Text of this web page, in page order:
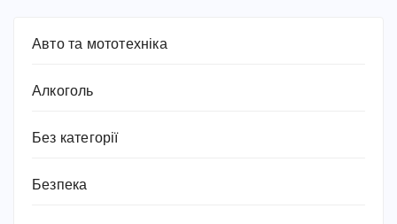
Авто та мототехніка
Алкоголь
Без категорії
Безпека